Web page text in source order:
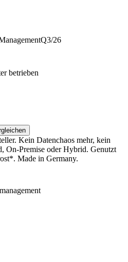
Q3/26
betrieben
Kein Datenchaos mehr, kein
On-Premise oder Hybrid. Genutzt
Made in Germany.